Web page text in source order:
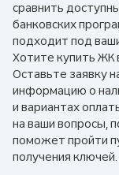
сравнить
банковских
подходит под
Хотите купить ЖК
Оставьте заявку
информацию о
и вариантах
на ваши вопросы,
поможет пройти
получения ключей.